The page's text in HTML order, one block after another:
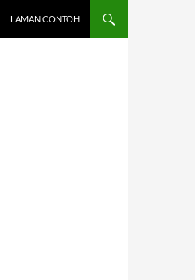
LAMAN CONTOH